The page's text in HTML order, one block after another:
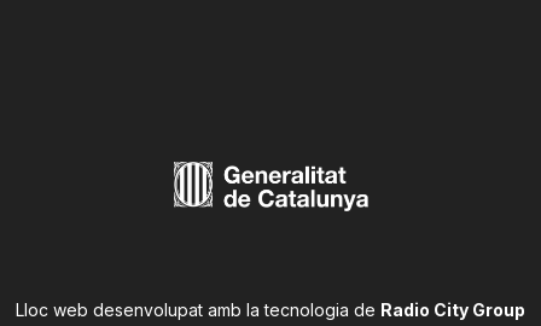
Lloc web desenvolupat amb la tecnologia de Radio City Group